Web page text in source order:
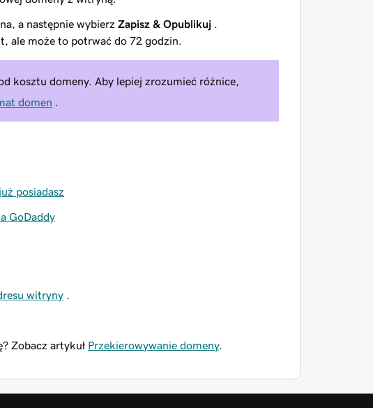
a następnie wybierz Zapisz & Opublikuj
ale może to potrwać do 72 godzin.
kosztu domeny. Aby lepiej zrozumieć różnice,
domen
posiadasz
GoDaddy
witryny
Zobacz artykuł Przekierowywanie domeny.